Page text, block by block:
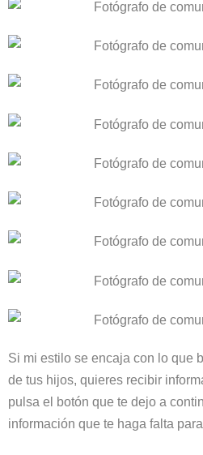
Si mi estilo se encaja con lo que
de tus hijos, quieres recibir
pulsa el botón que te dejo a
información que te haga falta